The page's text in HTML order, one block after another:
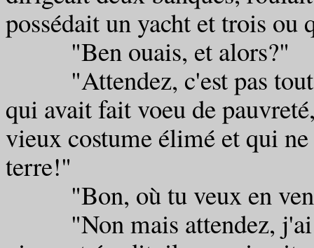
possédait un yacht et trois ou
"Ben ouais, et alors?"
"Attendez, c'est pas tout:
qui avait fait voeu de
vieux costume élimé et qui
terre!"
"Bon, où tu veux en
"Non mais attendez, j'ai